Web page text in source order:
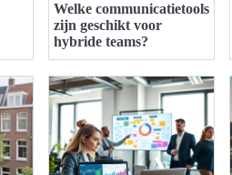
Welke communicatietools
zijn geschikt voor
hybride teams?